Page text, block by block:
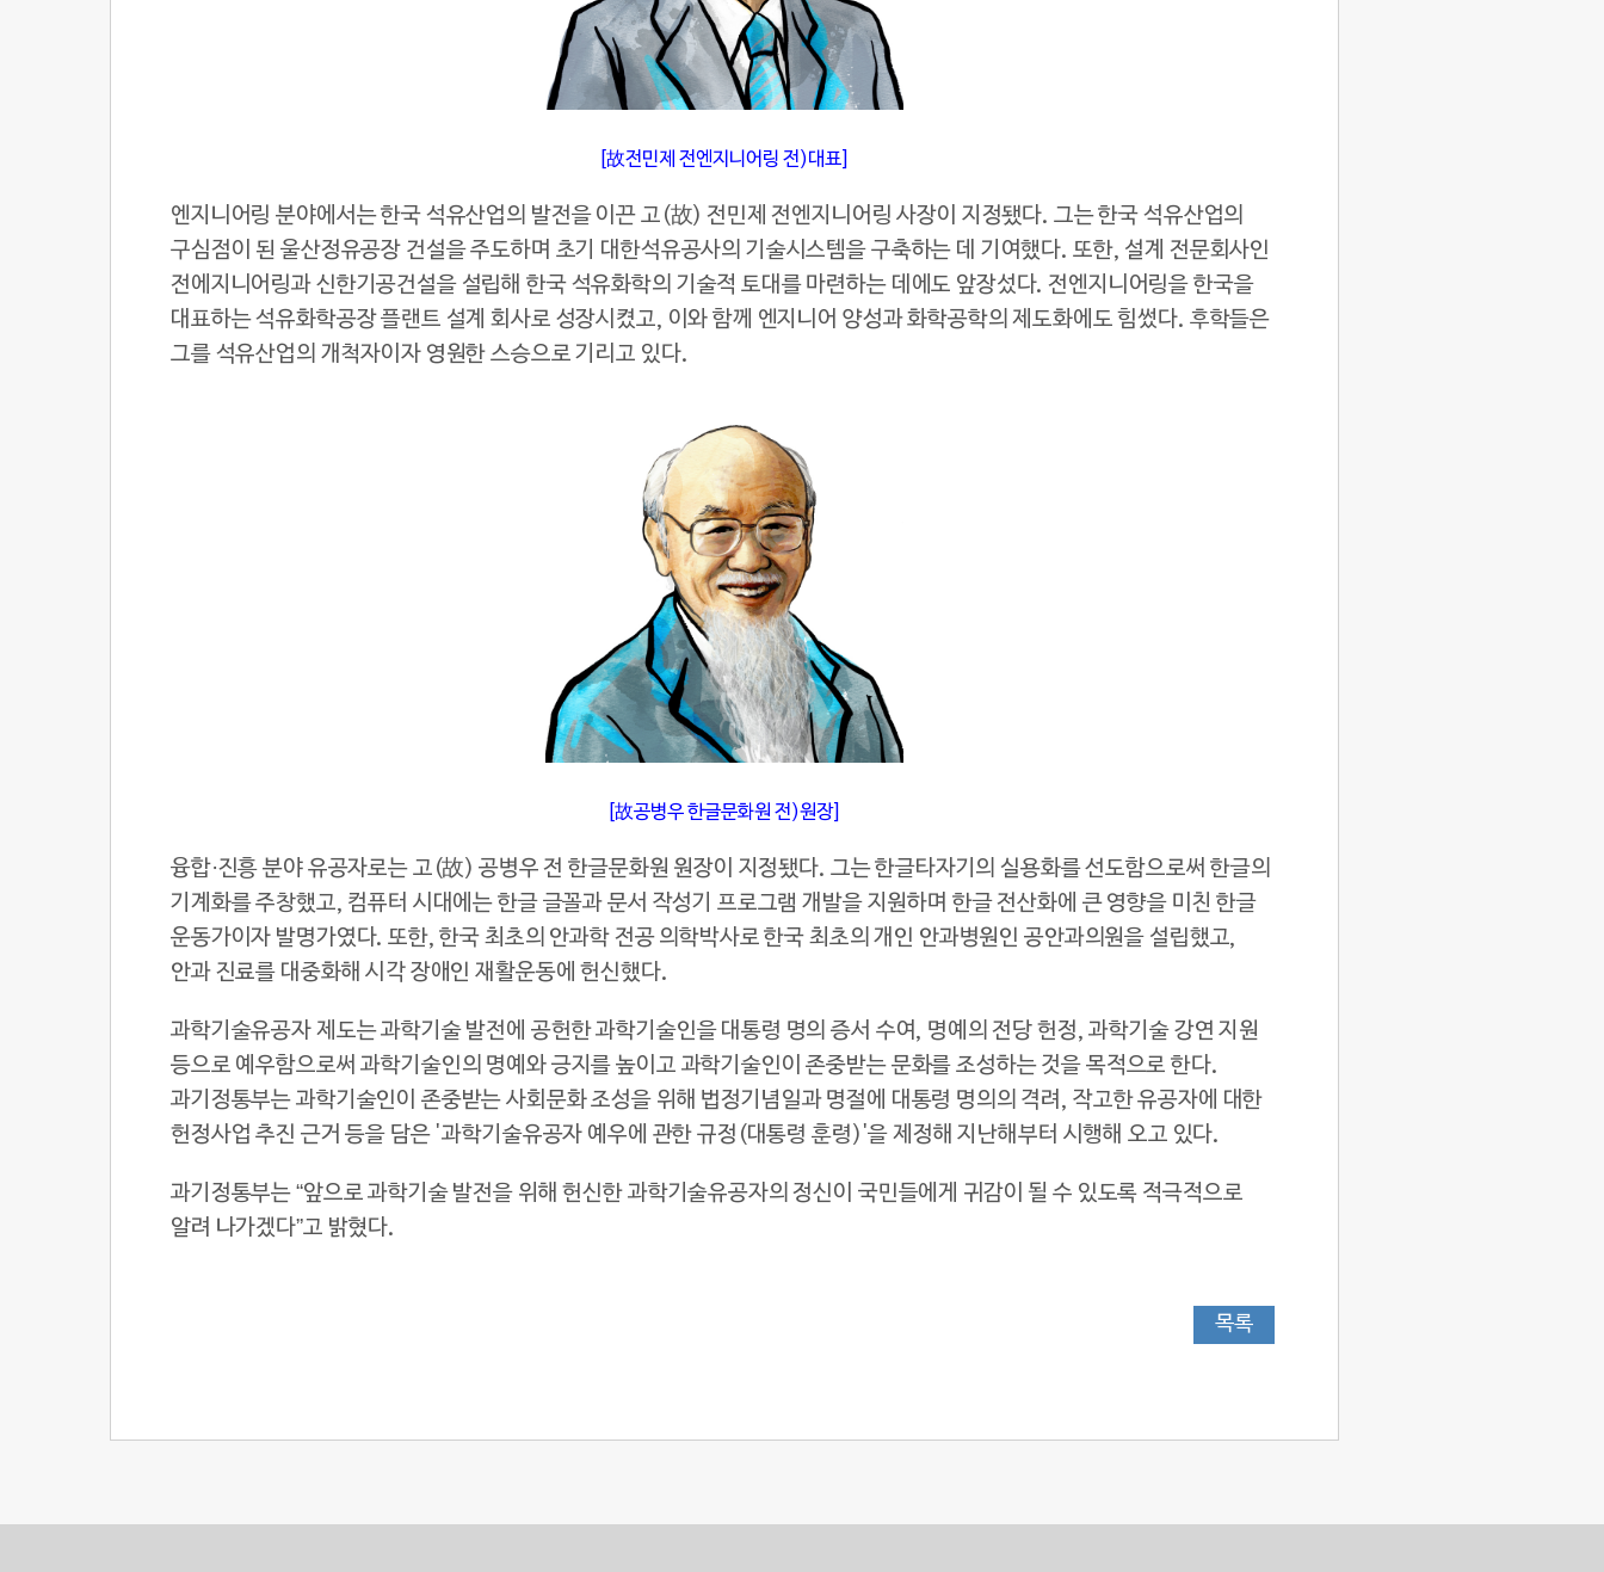
[故전민제 전엔지니어링 전)대표]
엔지니어링 분야에서는 한국 석유산업의 발전을 이끈 고(故) 전민제 전엔지니어링 사장이 지정됐다. 그는 한국 석유산업의
구심점이 된 울산정유공장 건설을 주도하며 초기 대한석유공사의 기술시스템을 구축하는 데 기여했다. 또한, 설계 전문회사인
전에지니어링과 신한기공건설을 설립해 한국 석유화학의 기술적 토대를 마련하는 데에도 앞장섰다. 전엔지니어링을 한국을
대표하는 석유화학공장 플랜트 설계 회사로 성장시켰고, 이와 함께 엔지니어 양성과 화학공학의 제도화에도 힘썼다. 후학들은
그를 석유산업의 개척자이자 영원한 스승으로 기리고 있다.
[故공병우 한글문화원 전)원장]
융합·진흥 분야 유공자로는 고(故) 공병우 전 한글문화원 원장이 지정됐다. 그는 한글타자기의 실용화를 선도함으로써 한글의
기계화를 주창했고, 컴퓨터 시대에는 한글 글꼴과 문서 작성기 프로그램 개발을 지원하며 한글 전산화에 큰 영향을 미친 한글
운동가이자 발명가였다. 또한, 한국 최초의 안과학 전공 의학박사로 한국 최초의 개인 안과병원인 공안과의원을 설립했고,
안과 진료를 대중화해 시각 장애인 재활운동에 헌신했다.
과학기술유공자 제도는 과학기술 발전에 공헌한 과학기술인을 대통령 명의 증서 수여, 명예의 전당 헌정, 과학기술 강연 지원
등으로 예우함으로써 과학기술인의 명예와 긍지를 높이고 과학기술인이 존중받는 문화를 조성하는 것을 목적으로 한다.
과기정통부는 과학기술인이 존중받는 사회문화 조성을 위해 법정기념일과 명절에 대통령 명의의 격려, 작고한 유공자에 대한
헌정사업 추진 근거 등을 담은 '과학기술유공자 예우에 관한 규정(대통령 훈령)'을 제정해 지난해부터 시행해 오고 있다.
과기정통부는 “앞으로 과학기술 발전을 위해 헌신한 과학기술유공자의 정신이 국민들에게 귀감이 될 수 있도록 적극적으로
알려 나가겠다”고 밝혔다.
목록